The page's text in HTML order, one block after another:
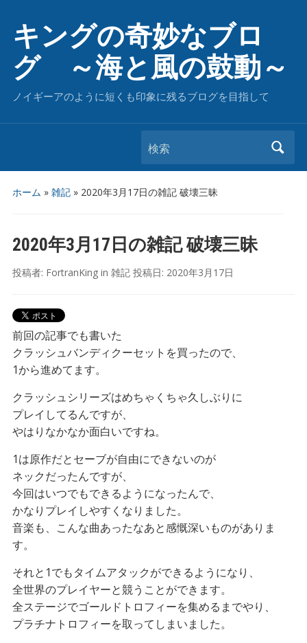
キングの奇妙なブロ
グ ～海と風の鼓動～
ノイギーアのように短くも印象に残るブログを目指して
検索
ホーム » 雑記» 2020年3月17日の雑記 破壊三昧
2020年3月17日の雑記 破壊三昧
投稿者: FortranKing in 雑記投稿日: 2020年3月17日
前回の記事でも書いた
クラッシュバンディクーセットを買ったので、
1から進めてます。
クラッシュシリーズはめちゃくちゃ久しぶりに
プレイしてるんですが、
やはりなかなか面白いですね。
1は原作だとセーブが自由にできないのが
ネックだったんですが、
今回はいつでもできるようになったんで、
かなりプレイしやすくなりました。
音楽も、こんな曲あったなあと感慨深いものがありま
す。
それと1でもタイムアタックができるようになり、
全世界のプレイヤーと競うことができます。
全ステージでゴールドトロフィーを集めるまでやり、
プラチナトロフィーを取ってしまいました。